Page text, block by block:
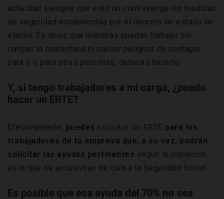
actividad siempre que esto no contravenga las medidas
de seguridad establecidas por el decreto de estado de
alarma. Es decir, que mientras puedas trabajar sin
romper la cuarentena ni causar peligros de contagio
para ti o para otras personas, deberás hacerlo.
Y, si tengo trabajadores a mi cargo, ¿puedo
hacer un ERTE?
Efectivamente, puedes solicitar un ERTE para los
trabajadores de tu empresa que, a su vez, podrán
solicitar las ayudas pertinentes según la condición
en la que se encuentren de cara a la Seguridad Social.
Es posible que esa ayuda del 70% no sea